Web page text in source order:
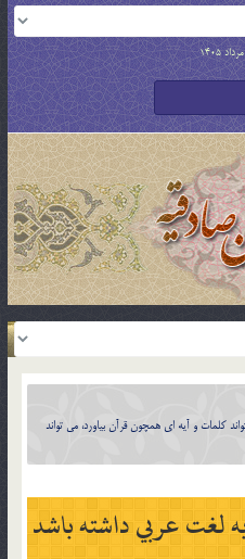
كلمات و آيه اي همچون قرآن بياورد، مي تواند
لغت عربي داشته باشد